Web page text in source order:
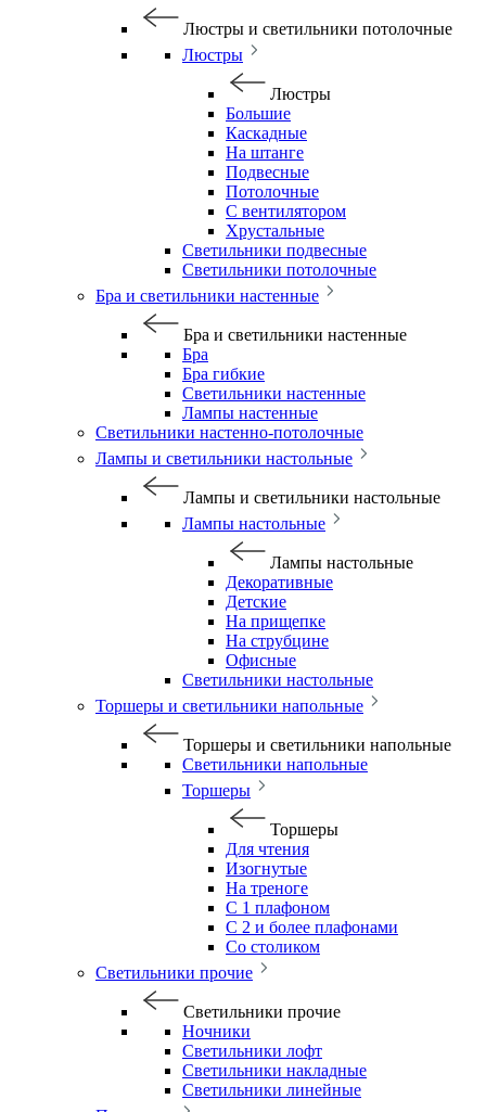
Люстры и светильники потолочные
Люстры
Люстры
Большие
Каскадные
На штанге
Подвесные
Потолочные
С вентилятором
Хрустальные
Светильники подвесные
Светильники потолочные
Бра и светильники настенные
Бра и светильники настенные
Бра
Бра гибкие
Светильники настенные
Лампы настенные
Светильники настенно-потолочные
Лампы и светильники настольные
Лампы и светильники настольные
Лампы настольные
Лампы настольные
Декоративные
Детские
На прищепке
На струбцине
Офисные
Светильники настольные
Торшеры и светильники напольные
Торшеры и светильники напольные
Светильники напольные
Торшеры
Торшеры
Для чтения
Изогнутые
На треноге
С 1 плафоном
С 2 и более плафонами
Со столиком
Светильники прочие
Светильники прочие
Ночники
Светильники лофт
Светильники накладные
Светильники линейные